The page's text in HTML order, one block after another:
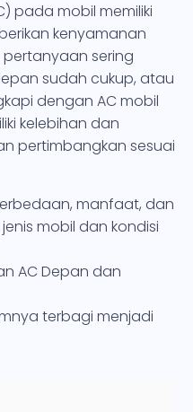
pada mobil memiliki
kenyamanan
sering
sudah cukup, atau
dengan AC mobil
kelebihan dan
pertimbangkan sesuai
manfaat, dan
mobil dan kondisi
AC Depan dan
terbagi menjadi